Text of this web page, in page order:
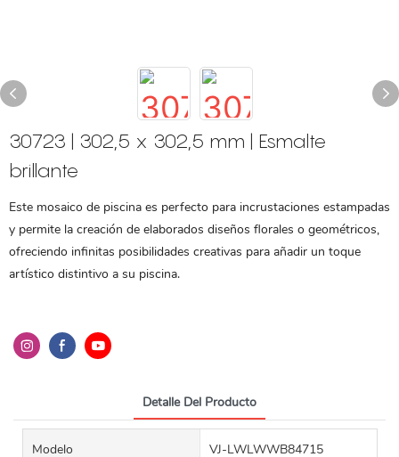
30723 | 302,5 x 302,5 mm | Esmalte
brillante
Este mosaico de piscina es perfecto para incrustaciones estampadas
y permite la creación de elaborados diseños florales o geométricos,
ofreciendo infinitas posibilidades creativas para añadir un toque
artístico distintivo a su piscina.
Detalle Del Producto
Modelo VJ-LWLWWB84715